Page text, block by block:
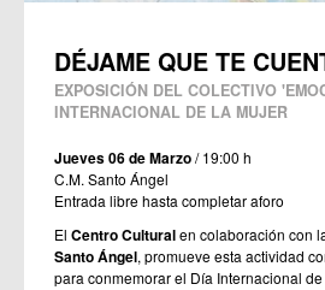
DÉJAME QUE TE
EXPOSICIÓN DEL COLECTIVO
INTERNACIONAL DE LA MUJER
Jueves 06 de Marzo/ 19:00 h
C.M. Santo Ángel
Entrada libre hasta completar aforo
El Centro Culturalen colaboración con
Santo Ángel, promueve esta actividad
para conmemorar el Día Internacional de